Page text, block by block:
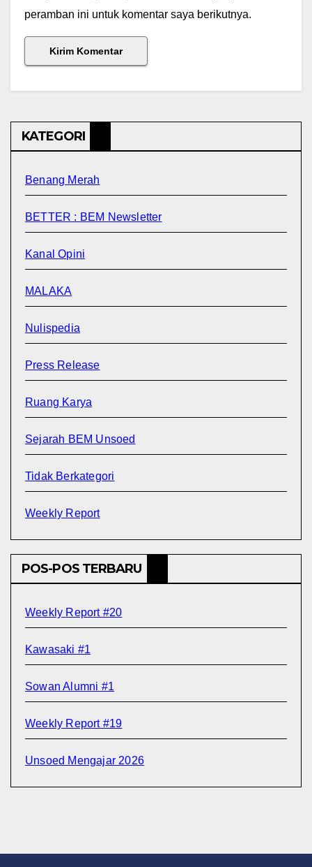
peramban ini untuk komentar saya berikutnya.
KATEGORI
Benang Merah
BETTER : BEM Newsletter
Kanal Opini
MALAKA
Nulispedia
Press Release
Ruang Karya
Sejarah BEM Unsoed
Tidak Berkategori
Weekly Report
POS-POS TERBARU
Weekly Report #20
Kawasaki #1
Sowan Alumni #1
Weekly Report #19
Unsoed Mengajar 2026